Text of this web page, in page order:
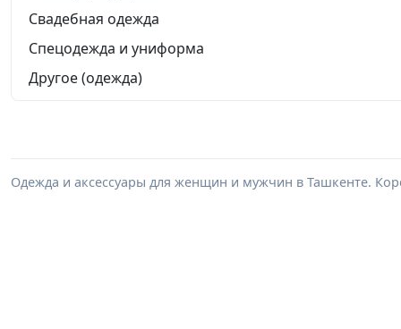
Свадебная одежда
Спецодежда и униформа
Другое (одежда)
Одежда и аксессуары для женщин и мужчин в Ташкенте.